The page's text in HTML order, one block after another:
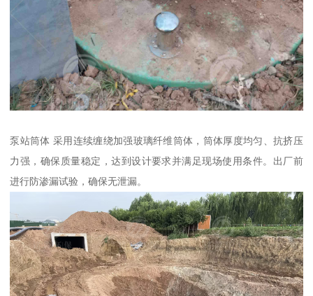
泵站筒体 采用连续缠绕加强玻璃纤维筒体，筒体厚度均匀、抗挤压
力强，确保质量稳定，达到设计要求并满足现场使用条件。出厂前
进行防渗漏试验，确保无泄漏。